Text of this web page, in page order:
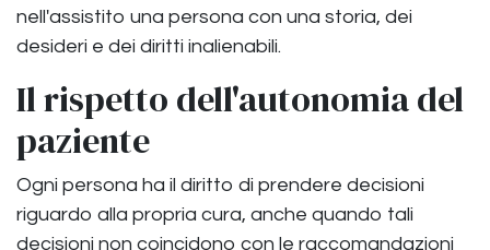
nell'assistito una persona con una storia, dei
desideri e dei diritti inalienabili.
Il rispetto dell'autonomia del
paziente
Ogni persona ha il diritto di prendere decisioni
riguardo alla propria cura, anche quando tali
decisioni non coincidono con le raccomandazioni